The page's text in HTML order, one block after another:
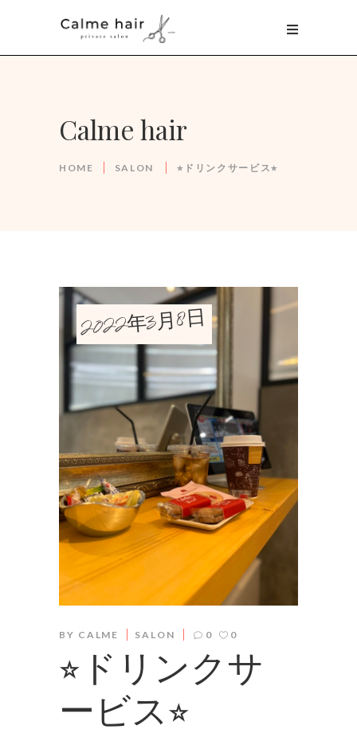
Calme hair
HOME SALON ⭐︎ドリンクサービス⭐︎
2022年3月8日
BY CALME SALON 0 0
⭐︎ドリンクサ
ービス⭐︎